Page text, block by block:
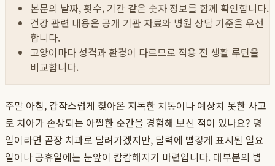
본문의 날짜, 횟수, 기간 같은 숫자 정보를 함께 확인합니다.
건강 관련 내용은 공개 기관 자료와 병원 상담 기준을 우선
합니다.
고양이마다 성격과 환경이 다르므로 적용 전 생활 루틴을
비교합니다.
주말 아침, 갑작스럽게 찾아온 지독한 치통이나 예상치 못한 사고
로 치아가 손상되는 아찔한 순간을 경험해 보신 적이 있나요? 평
일이라면 곧장 치과로 달려가겠지만, 달력에 빨갛게 표시된 일요
일이나 공휴일에는 눈앞이 캄캄해지기 마련입니다. 대부분의 병